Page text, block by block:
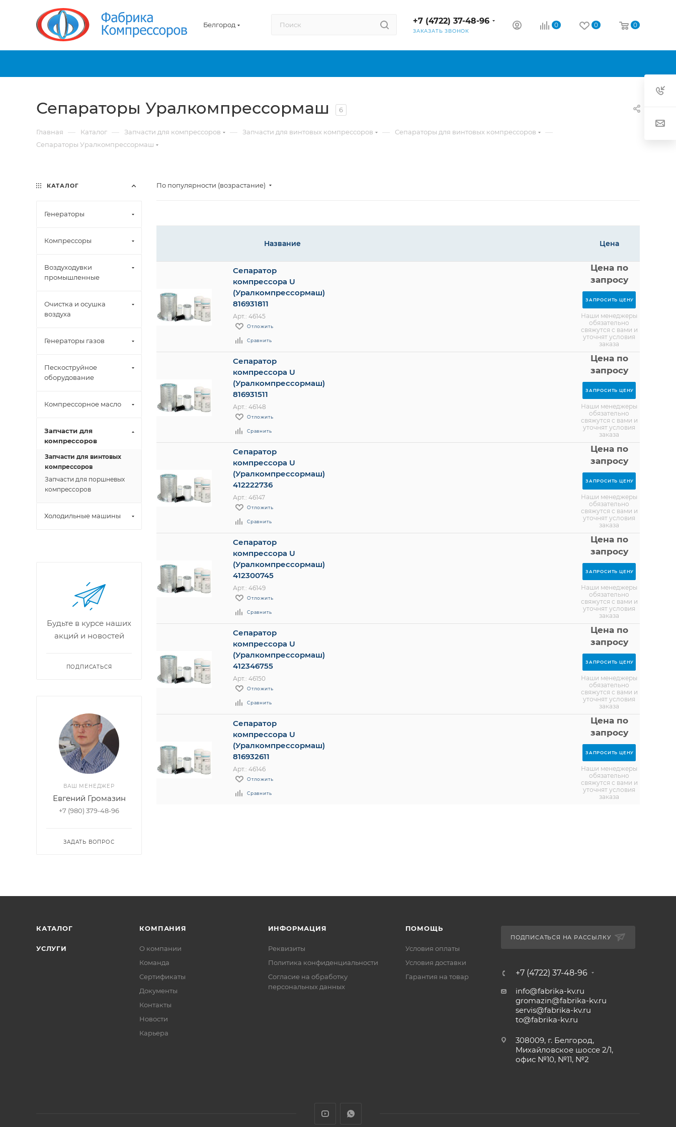
Белгород +7 (4722) 37-48-96
ЗАКАЗАТЬ ЗВОНОК
0 0 0
Сепараторы Уралкомпрессормаш 6
Главная — Каталог — Запчасти для компрессоров — Запчасти для винтовых компрессоров — Сепараторы для винтовых компрессоров —
Сепараторы Уралкомпрессормаш
По популярности (возрастание)
Название Цена
Сепаратор
компрессора U
(Уралкомпрессормаш)
816931811
Арт.: 46145
Отложить
Сравнить
Цена по
запросу
ЗАПРОСИТЬ ЦЕНУ
Наши менеджеры
обязательно
свяжутся с вами и
уточнят условия
заказа
Сепаратор
компрессора U
(Уралкомпрессормаш)
816931511
Арт.: 46148
Отложить
Сравнить
Цена по
запросу
ЗАПРОСИТЬ ЦЕНУ
Наши менеджеры
обязательно
свяжутся с вами и
уточнят условия
заказа
Сепаратор
компрессора U
(Уралкомпрессормаш)
412222736
Арт.: 46147
Отложить
Сравнить
Цена по
запросу
ЗАПРОСИТЬ ЦЕНУ
Наши менеджеры
обязательно
свяжутся с вами и
уточнят условия
заказа
Сепаратор
компрессора U
(Уралкомпрессормаш)
412300745
Арт.: 46149
Отложить
Сравнить
Цена по
запросу
ЗАПРОСИТЬ ЦЕНУ
Наши менеджеры
обязательно
свяжутся с вами и
уточнят условия
заказа
Сепаратор
компрессора U
(Уралкомпрессормаш)
412346755
Арт.: 46150
Отложить
Сравнить
Цена по
запросу
ЗАПРОСИТЬ ЦЕНУ
Наши менеджеры
обязательно
свяжутся с вами и
уточнят условия
заказа
Сепаратор
компрессора U
(Уралкомпрессормаш)
816932611
Арт.: 46146
Отложить
Сравнить
Цена по
запросу
ЗАПРОСИТЬ ЦЕНУ
Наши менеджеры
обязательно
свяжутся с вами и
уточнят условия
заказа
КАТАЛОГ
Генераторы
Компрессоры
Воздуходувки
промышленные
Очистка и осушка
воздуха
Генераторы газов
Пескоструйное
оборудование
Компрессорное масло
Запчасти для
компрессоров
Запчасти для винтовых
компрессоров
Запчасти для поршневых
компрессоров
Холодильные машины
Будьте в курсе наших
акций и новостей
ПОДПИСАТЬСЯ
ВАШ МЕНЕДЖЕР
Евгений Громазин
+7 (980) 379-48-96
ЗАДАТЬ ВОПРОС
КАТАЛОГ
УСЛУГИ
КОМПАНИЯ
О компании
Команда
Сертификаты
Документы
Контакты
Новости
Карьера
ИНФОРМАЦИЯ
Реквизиты
Политика конфиденциальности
Cогласие на обработку
персональных данных
ПОМОЩЬ
Условия оплаты
Условия доставки
Гарантия на товар
ПОДПИСАТЬСЯ НА РАССЫЛКУ
+7 (4722) 37-48-96
info@fabrika-kv.ru
gromazin@fabrika-kv.ru
servis@fabrika-kv.ru
to@fabrika-kv.ru
308009, г. Белгород,
Михайловское шоссе 2/1,
офис №10, №11, №2